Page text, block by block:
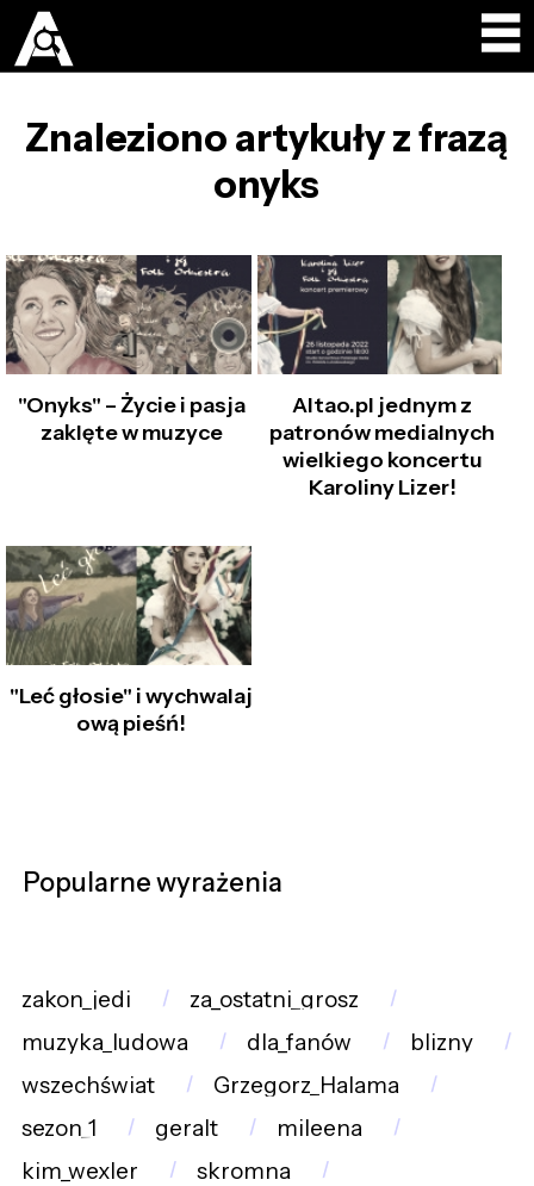
Znaleziono artykuły z frazą
onyks
"Onyks" – Życie i pasja
zaklęte w muzyce
Altao.pl jednym z
patronów medialnych
wielkiego koncertu
Karoliny Lizer!
"Leć głosie" i wychwalaj
ową pieśń!
Popularne wyrażenia
zakon_jedi
za_ostatni_grosz
muzyka_ludowa
dla_fanów
blizny
wszechświat
Grzegorz_Halama
sezon_1
geralt
mileena
kim_wexler
skromna